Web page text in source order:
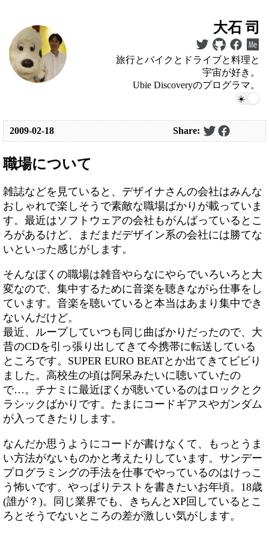
大石 司
旅行とバイクとドライブと料理と
宇宙が好き。
Ubie Discoveryのプログラマ。
2009-02-18 Share:
職場について
雑誌などを見ていると、デザイナさんの会社はみんな
おしゃれで楽しそうで素敵な職場ばかりが載っていま
す。最近はソフトウェアの会社もがんばっているとこ
ろがあるけど、まだまだデザイン系の会社には勝てな
いといった感じがします。
そんなぼくの職場は雑音やらなにやらでいろいろと大
変なので、集中するために音楽を聴きながら仕事をし
ています。音楽を聴いていると本当はあまり集中でき
ないんだけど。
最近、ループしていつも同じ曲ばかりだったので、大
昔のCDを引っ張り出してきて今携帯に転送している
ところです。SUPER EURO BEATとか出てきてビビり
ました。高校生の頃は阿呆みたいに聴いていたの
で…。チナミに最近ぼくが聴いているのはロックとク
ラシックばかりです。たまにコードギアスやガンダム
が入ってきたりします。
なんだか思うようにコードが書けなくて、もっとうま
い方法がないものかと考えたりしています。サンデー
プログラミングの手法を仕事でやっているのはけっこ
う怖いです。やっぱりテストを書きたいお年頃。18歳
(誰が？)。同じ業界でも、きちんとXP回しているとこ
ろとそうでないところの差が激しい気がします。